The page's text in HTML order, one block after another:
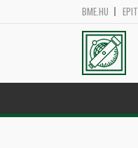
BME.HU